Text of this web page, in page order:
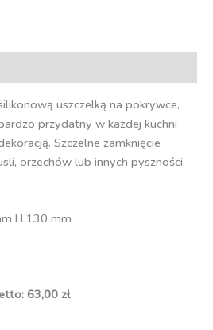
uszczelką na pokrywce,
przydatny w każdej kuchni
Szczelne zamknięcie
orzechów lub innych pyszności,
H 130 mm
63,00 zł